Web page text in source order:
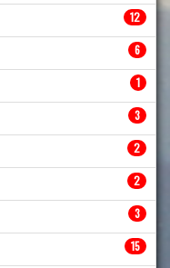
12
6
1
3
2
2
3
15